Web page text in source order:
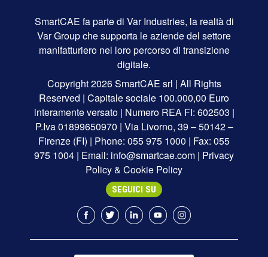
SmartCAE fa parte di Var Industries, la realtà di
Var Groupche supporta le aziende del settore
manifatturiero nel loro percorso di transizione
digitale.
Copyright 2026 SmartCAE srl | All Rights
Reserved | Capitale sociale 100.000,00 Euro
interamente versato | Numero REA FI: 602503 |
P.Iva 01899650970 | Via Livorno, 39 – 50142 –
Firenze (FI) | Phone: 055 975 1000 | Fax: 055
975 1004 | Email: info@smartcae.com | Privacy
Policy& Cookie Policy
SEGUICI SU